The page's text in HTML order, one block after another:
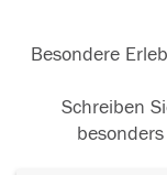
Besondere
Schreiben